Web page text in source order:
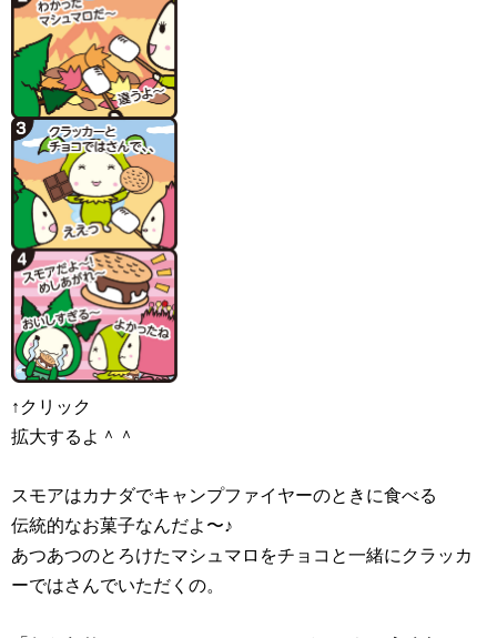
↑クリック
拡大するよ＾＾
スモアはカナダでキャンプファイヤーのときに食べる
伝統的なお菓子なんだよ〜♪
あつあつのとろけたマシュマロをチョコと一緒にクラッカ
ーではさんでいただくの。